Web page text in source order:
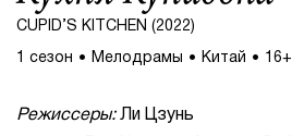
CUPID’S KITCHEN (2022)
1 сезон Мелодрамы Китай 16+
Режиссеры:Ли Цзунь